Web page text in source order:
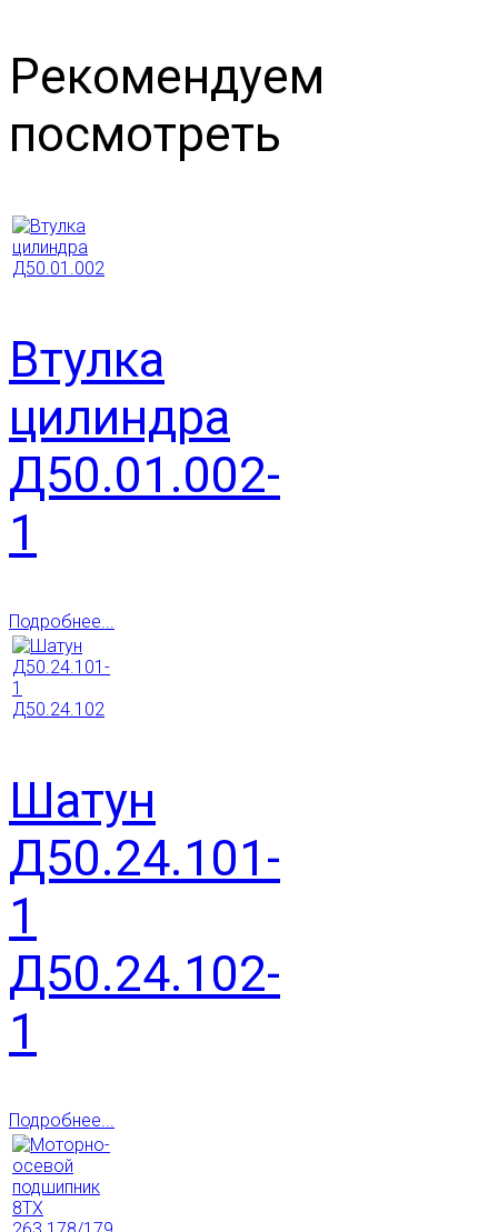
Рекомендуем
посмотреть
Втулка
цилиндра
Д50.01.002-
1
Подробнее...
Шатун
Д50.24.101-
1
Д50.24.102-
1
Подробнее...